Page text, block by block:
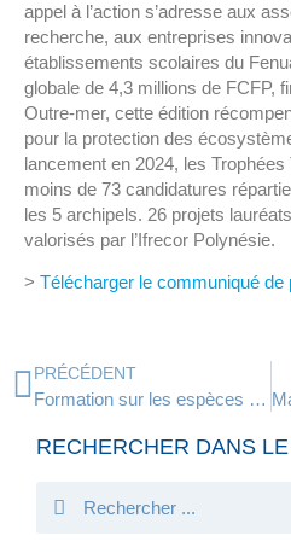
appel à l’action s’adresse aux
recherche, aux entreprises
établissements scolaires du
globale de 4,3 millions de FCFP,
Outre-mer, cette édition
pour la protection des
lancement en 2024, les Trophées
moins de 73 candidatures
les 5 archipels. 26 projets
valorisés par l’Ifrecor Polynésie.
> Télécharger le communiqué de
PRÉCÉDENT
Formation sur les espèces non indigènes marines de Polynésie française
RECHERCHER DANS